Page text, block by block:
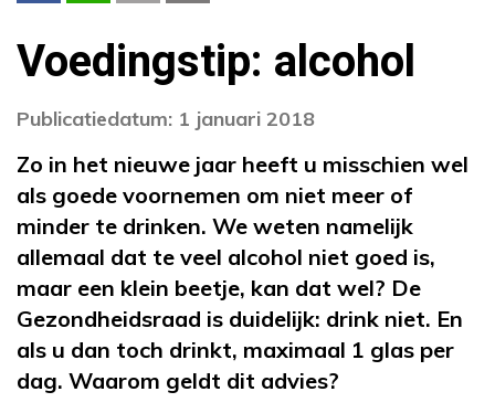
Voedingstip: alcohol
Publicatiedatum: 1 januari 2018
Zo in het nieuwe jaar heeft u misschien wel
als goede voornemen om niet meer of
minder te drinken. We weten namelijk
allemaal dat te veel alcohol niet goed is,
maar een klein beetje, kan dat wel? De
Gezondheidsraad is duidelijk: drink niet. En
als u dan toch drinkt, maximaal 1 glas per
dag. Waarom geldt dit advies?